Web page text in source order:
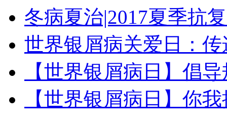
冬病夏治|2017夏季抗
世界银屑病关爱日：
【世界银屑病日】倡
【世界银屑病日】你